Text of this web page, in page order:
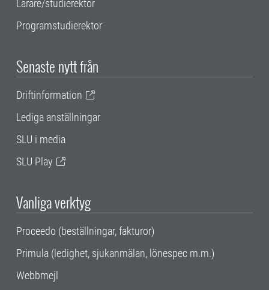
Lärare/studierektor
Programstudierektor
Senaste nytt från
Driftinformation
Lediga anställningar
SLU i media
SLU Play
Vanliga verktyg
Proceedo (beställningar, fakturor)
Primula (ledighet, sjukanmälan, lönespec m.m.)
Webbmejl